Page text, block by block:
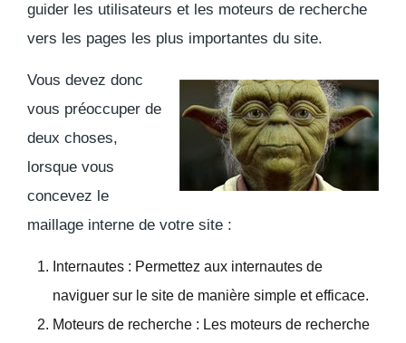
guider les utilisateurs et les moteurs de recherche
vers les pages les plus importantes du site.
Vous devez donc
vous préoccuper de
deux choses,
lorsque vous
concevez le
maillage interne de votre site :
Internautes : Permettez aux internautes de
naviguer sur le site de manière simple et efficace.
Moteurs de recherche : Les moteurs de recherche